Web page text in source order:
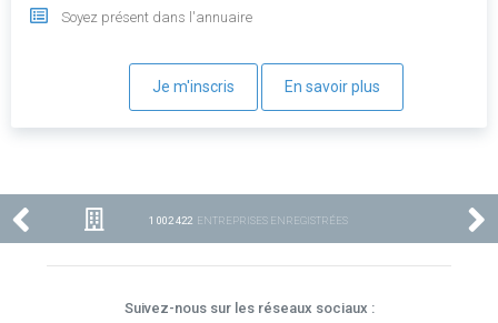
Soyez présent dans l'annuaire
Je m'inscris En savoir plus
1 002 422 ENTREPRISES ENREGISTRÉES
Suivez-nous sur les réseaux sociaux :